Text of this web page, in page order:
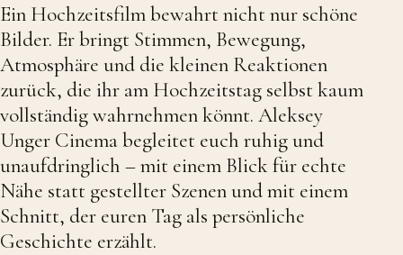
Ein Hochzeitsfilm bewahrt nicht nur schöne
Bilder. Er bringt Stimmen, Bewegung,
Atmosphäre und die kleinen Reaktionen
zurück, die ihr am Hochzeitstag selbst kaum
vollständig wahrnehmen könnt. Aleksey
Unger Cinema begleitet euch ruhig und
unaufdringlich – mit einem Blick für echte
Nähe statt gestellter Szenen und mit einem
Schnitt, der euren Tag als persönliche
Geschichte erzählt.